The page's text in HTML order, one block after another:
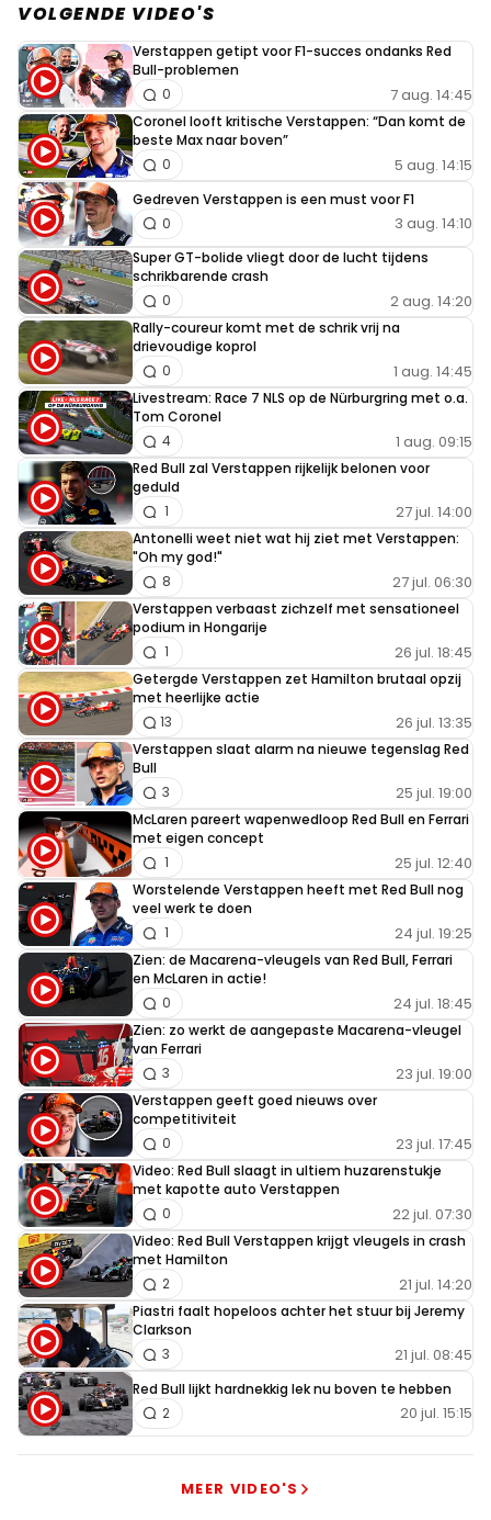
VOLGENDE VIDEO'S
Verstappen getipt voor F1-succes ondanks Red
Bull-problemen
7 aug. 14:45
0
Coronel looft kritische Verstappen: “Dan komt de
beste Max naar boven”
5 aug. 14:15
0
Gedreven Verstappen is een must voor F1
3 aug. 14:10
0
Super GT-bolide vliegt door de lucht tijdens
schrikbarende crash
2 aug. 14:20
0
Rally-coureur komt met de schrik vrij na
drievoudige koprol
1 aug. 14:45
0
Livestream: Race 7 NLS op de Nürburgring met o.a.
Tom Coronel
1 aug. 09:15
4
Red Bull zal Verstappen rijkelijk belonen voor
geduld
27 jul. 14:00
1
Antonelli weet niet wat hij ziet met Verstappen:
"Oh my god!"
27 jul. 06:30
8
Verstappen verbaast zichzelf met sensationeel
podium in Hongarije
26 jul. 18:45
1
Getergde Verstappen zet Hamilton brutaal opzij
met heerlijke actie
26 jul. 13:35
13
Verstappen slaat alarm na nieuwe tegenslag Red
Bull
25 jul. 19:00
3
McLaren pareert wapenwedloop Red Bull en Ferrari
met eigen concept
25 jul. 12:40
1
Worstelende Verstappen heeft met Red Bull nog
veel werk te doen
24 jul. 19:25
1
Zien: de Macarena-vleugels van Red Bull, Ferrari
en McLaren in actie!
24 jul. 18:45
0
Zien: zo werkt de aangepaste Macarena-vleugel
van Ferrari
23 jul. 19:00
3
Verstappen geeft goed nieuws over
competitiviteit
23 jul. 17:45
0
Video: Red Bull slaagt in ultiem huzarenstukje
met kapotte auto Verstappen
22 jul. 07:30
0
Video: Red Bull Verstappen krijgt vleugels in crash
met Hamilton
21 jul. 14:20
2
Piastri faalt hopeloos achter het stuur bij Jeremy
Clarkson
21 jul. 08:45
3
Red Bull lijkt hardnekkig lek nu boven te hebben
20 jul. 15:15
2
MEER VIDEO'S